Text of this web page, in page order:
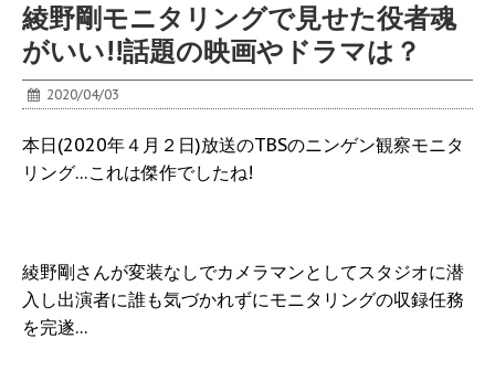
綾野剛モニタリングで見せた役者魂
がいい!!話題の映画やドラマは？
2020/04/03
本日(2020年４月２日)放送のTBSのニンゲン観察モニタ
リング…これは傑作でしたね!
綾野剛さんが変装なしでカメラマンとしてスタジオに潜
入し出演者に誰も気づかれずにモニタリングの収録任務
を完遂…